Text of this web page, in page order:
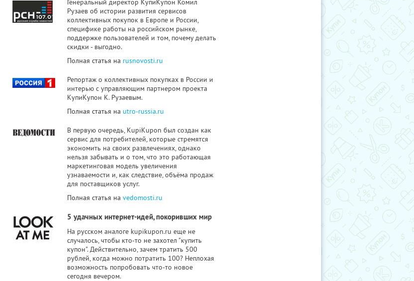
Генеральный директор КупиКупон Комил
Рузаев об истории развития сервисов
коллективных покупок в Европе и России,
специфике работы на российском рынке,
поддержке пользователей и том, почему делать
скидки - выгодно.
Полная статья на rusnovosti.ru
Репортаж о коллективных покупках в России и
интерью с управляющим партнером проекта
КупиКупон К. Рузаевым.
Полная статья на utro-russia.ru
В первую очередь, KupiKupon был создан как
сервис для потребителей, которые стремятся
экономить на своих развлечениях, однако
нельзя забывать и о том, что это работающая
маркетинговая модель увеличения
узнаваемости и, как следствие, объёма продаж
для поставщиков услуг.
Полная статья на vedomosti.ru
5 удачных интернет-идей, покоривших мир
На русском аналоге kupikupon.ru еще не
случалось, чтобы кто-то не захотел "купить
купон". Действительно, зачем тратить 500
рублей, когда можно потратить 100? Неплохая
возможность попробовать что-то новое
сегодня вечером.